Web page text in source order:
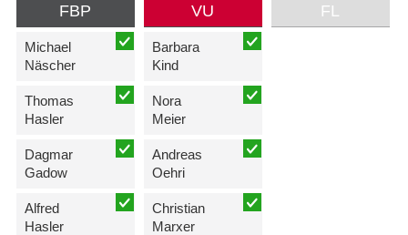
FBP
Michael
Näscher
Thomas
Hasler
Dagmar
Gadow
Alfred
Hasler
VU
Barbara
Kind
Nora
Meier
Andreas
Oehri
Christian
Marxer
FL